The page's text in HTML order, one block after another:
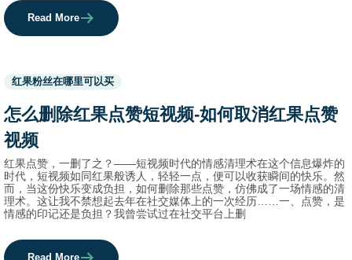
Read More
Used
before
names.
红果粉丝在哪里可以买
怎么删除红果点赞短视频-如何取消红果点赞
视频
红果点赞，一删了之？——短视频时代的情感清理术在这个信息爆炸的
时代，短视频如同红果般诱人，轻轻一点，便可以收获瞬间的快乐。然
而，当这份快乐变成负担，如何删除那些点赞，仿佛成了一场情感的清
理术。这让我不禁想起去年在社交媒体上的一次经历……一、点赞，是
情感的印记还是负担？我曾尝试过在社交平台上删
Read More